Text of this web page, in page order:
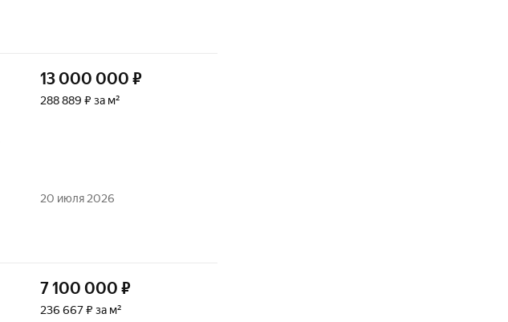
13 000 000 ₽
288 889 ₽ за м²
20 июля 2026
7 100 000 ₽
236 667 ₽ за м²